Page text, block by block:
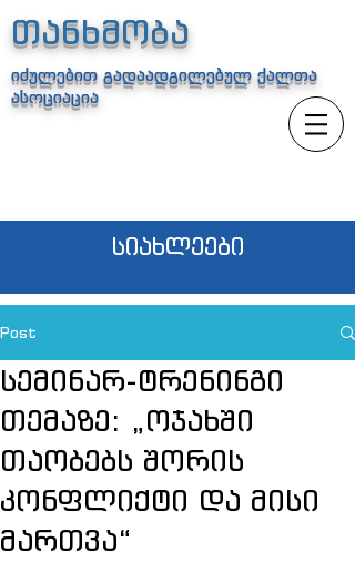
თანხმობა
იძულებით გადაადგილებულ ქალთა
ასოციაცია
სიახლეები
Post
სემინარ-ტრენინგი
თემაზე: „ოჯახში
თაობებს შორის
კონფლიქტი და მისი
მართვა“